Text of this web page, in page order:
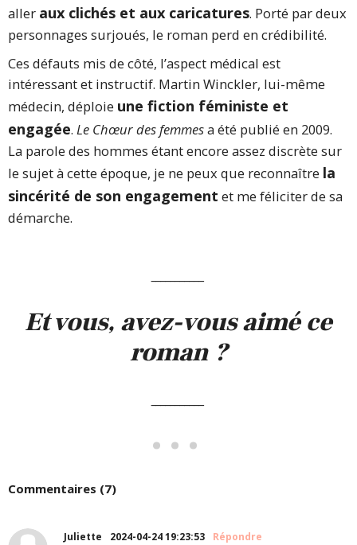
aller aux clichés et aux caricatures. Porté par deux
personnages surjoués, le roman perd en crédibilité.
Ces défauts mis de côté, l’aspect médical est
intéressant et instructif. Martin Winckler, lui-même
médecin, déploie une fiction féministe et
engagée. Le Chœur des femmesa été publié en 2009.
La parole des hommes étant encore assez discrète sur
le sujet à cette époque, je ne peux que reconnaître la
sincérité de son engagement et me féliciter de sa
démarche.
Et vous, avez-vous aimé ce
roman ?
Commentaires (7)
Juliette 2024-04-24 19:23:53 Répondre